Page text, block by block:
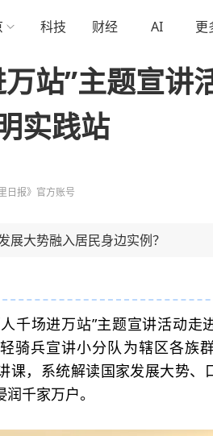
科技 财经 AI 更
站”主题宣讲
实践站
日报》官方账号
展大势融入居民身边实例？
千场进万站”主题宣讲活动走
骑兵宣讲小分队为辖区各族
课，系统解读国家发展大势、
千家万户。